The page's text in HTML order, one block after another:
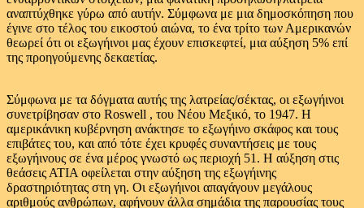
αναπτύχθηκε γύρω από αυτήν. Σύμφωνα με μια δημοσκόπηση που
έγινε στο τέλος του εικοστού αιώνα, το ένα τρίτο των Αμερικανών
θεωρεί ότι οι εξωγήινοι μας έχουν επισκεφτεί, μια αύξηση 5% επί
της προηγούμενης δεκαετίας.
Σύμφωνα με τα δόγματα αυτής της λατρείας/σέκτας, οι εξωγήινοι
συνετρίβησαν στο Roswell , του Νέου Μεξικό, το 1947. Η
αμερικάνικη κυβέρνηση ανάκτησε το εξωγήινο σκάφος και τους
επιβάτες του, και από τότε έχει κρυφές συναντήσεις με τους
εξωγήινους σε ένα μέρος γνωστό ως περιοχή 51. Η αύξηση στις
θεάσεις ΑΤΙΑ οφείλεται στην αύξηση της εξωγήινης
δραστηριότητας στη γη. Οι εξωγήινοι απαγάγουν μεγάλους
αριθμούς ανθρώπων, αφήνουν άλλα σημάδια της παρουσίας τους